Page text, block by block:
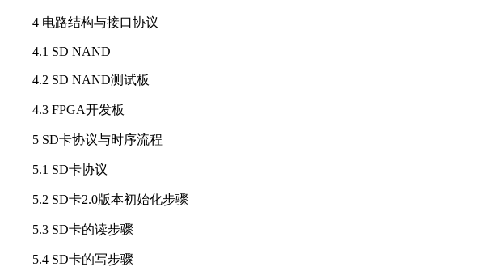
4 电路结构与接口协议
4.1 SD NAND
4.2 SD NAND测试板
4.3 FPGA开发板
5 SD卡协议与时序流程
5.1 SD卡协议
5.2 SD卡2.0版本初始化步骤
5.3 SD卡的读步骤
5.4 SD卡的写步骤